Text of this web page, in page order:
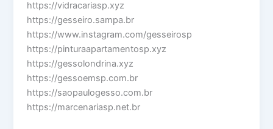
https://vidracariasp.xyz
https://gesseiro.sampa.br
https://www.instagram.com/gesseirosp
https://pinturaapartamentosp.xyz
https://gessolondrina.xyz
https://gessoemsp.com.br
https://saopaulogesso.com.br
https://marcenariasp.net.br